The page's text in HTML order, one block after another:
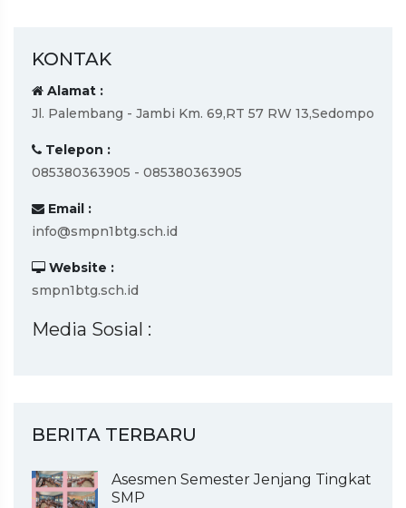
KONTAK
Alamat :
Jl. Palembang - Jambi Km. 69,RT 57 RW 13,Sedompo
Telepon :
085380363905 - 085380363905
Email :
info@smpn1btg.sch.id
Website :
smpn1btg.sch.id
Media Sosial :
BERITA TERBARU
Asesmen Semester Jenjang Tingkat
SMP